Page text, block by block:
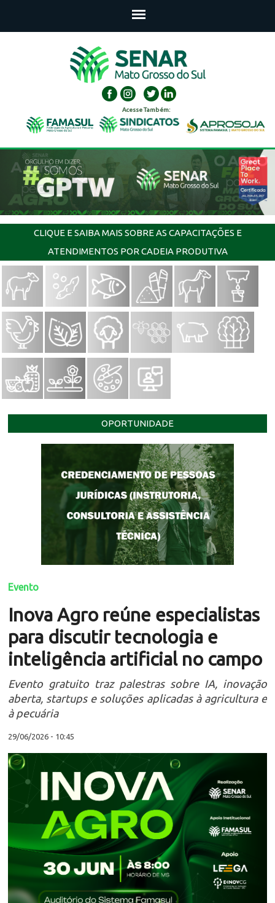
Acesse Também:
CLIQUE E SAIBA MAIS SOBRE AS CAPACITAÇÕES E
ATENDIMENTOS POR CADEIA PRODUTIVA
OPORTUNIDADE
Evento
Inova Agro reúne especialistas
para discutir tecnologia e
inteligência artificial no campo
Evento gratuito traz palestras sobre IA, inovação
aberta, startups e soluções aplicadas à agricultura e
à pecuária
29/06/2026 - 10:45